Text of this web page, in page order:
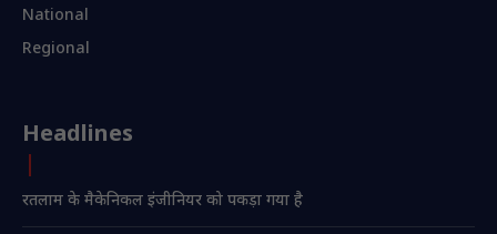
National
Regional
Headlines
रतलाम के मैकेनिकल इंजीनियर को पकड़ा गया है